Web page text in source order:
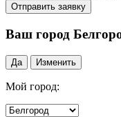
Ваш город
Да Изменить
Мой город: